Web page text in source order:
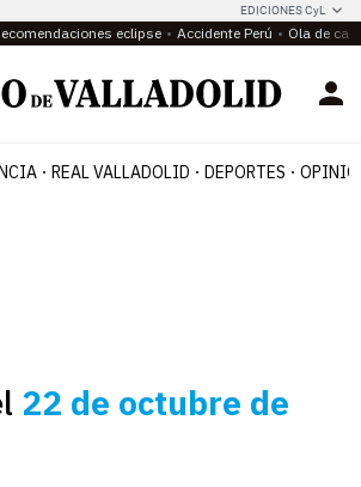
EDICIONES CyL
eclipse Accidente Perú Ola de
REAL VALLADOLID DEPORTES
22 de octubre de